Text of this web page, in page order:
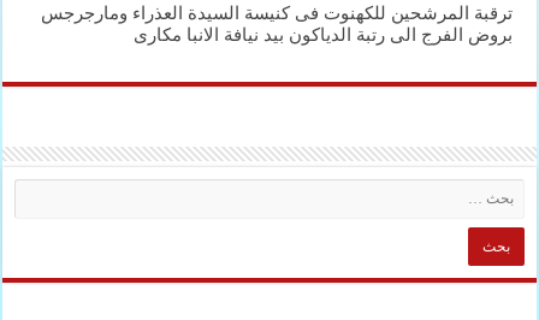
ترقبة المرشحين للكهنوت فى كنيسة السيدة العذراء ومارجرجس
بروض الفرج الى رتبة الدياكون بيد نيافة الانبا مكارى